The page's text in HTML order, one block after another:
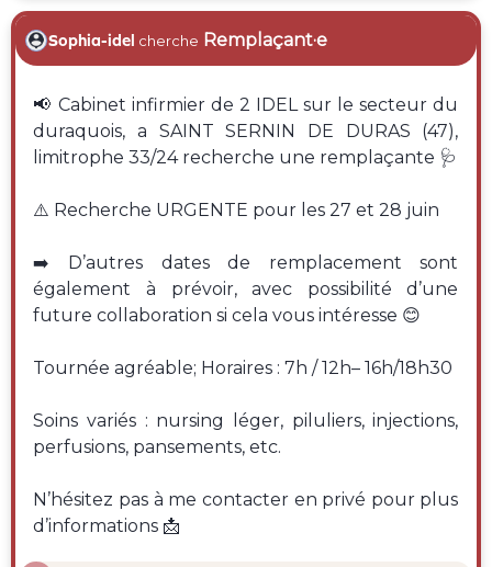
Sophia-idel cherche Remplaçant·e
📢 Cabinet infirmier de 2 IDEL sur le secteur du
duraquois, a SAINT SERNIN DE DURAS (47),
limitrophe 33/24 recherche une remplaçante 🩺
⚠️ Recherche URGENTE pour les 27 et 28 juin
➡️ D’autres dates de remplacement sont
également à prévoir, avec possibilité d’une
future collaboration si cela vous intéresse 😊
Tournée agréable; Horaires : 7h / 12h– 16h/18h30
Soins variés : nursing léger, piluliers, injections,
perfusions, pansements, etc.
N’hésitez pas à me contacter en privé pour plus
d’informations 📩